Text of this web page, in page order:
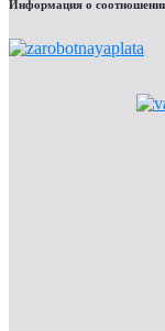
Информация о